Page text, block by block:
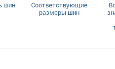
шин
Соответствующие
размеры шин